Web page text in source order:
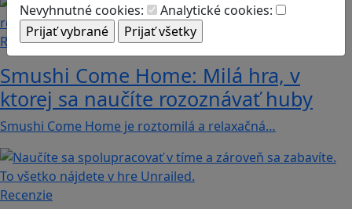
Nevyhnutné cookies:
Analytické cookies:
Recenzie
Smushi Come Home: Milá hra, v
ktorej sa naučíte rozoznávať huby
Smushi Come Home je roztomilá a relaxačná…
Recenzie